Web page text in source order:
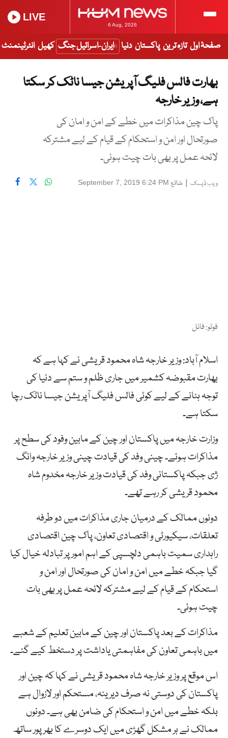
6 Aug, 2026
LIVE
صفحۂ اول تازہ ترین پاکستان دنیا ایران-اسرائیل جنگ کھیل انٹرٹینمنٹ
بھارت فالس فلیگ آپریشن جیسا ناٹک کر سکتا
ہے، وزیر خارجہ
پاک چین مذاکرات میں خطے کے امن و امان کی
صورتحال اور امن و استحکام کے قیام کے لیے مشترکہ
لائحہ عمل پر بھی بات چیت ہوئی۔
ویب ڈیسک | شائع September 7, 2019 6:24 PM
فوٹو: فائل
اسلام آباد: وزیر خارجہ شاہ محمود قریشی نے کہا ہے کہ
بھارت مقبوضہ کشمیر میں جاری ظلم و ستم سے دنیا کی
توجہ ہٹانے کے لیے کوئی فالس فلیگ آپریشن جیسا ناٹک رچا
سکتا ہے۔
وزارت خارجہ میں پاکستان اور چین کے مابین وفود کی سطح پر
مذاکرات ہوئے۔ چینی وفد کی قیادت چینی وزیر خارجہ وانگ
ژی جبکہ پاکستانی وفد کی قیادت وزیر خارجہ مخدوم شاہ
محمود قریشی کر رہے تھے۔
دونوں ممالک کے درمیان جاری مذاکرات میں دو طرفہ
تعلقات، سیکیورٹی و اقتصادی تعاون، پاک چین اقتصادی
راہداری سمیت باہمی دلچسپی کے اہم امور پر تبادلہ خیال کیا
گیا جبکہ خطے میں امن و امان کی صورتحال اور امن و
استحکام کے قیام کے لیے مشترکہ لائحہ عمل پر بھی بات
چیت ہوئی۔
مذاکرات کے بعد پاکستان اور چین کے مابین تعلیم کے شعبے
میں باہمی تعاون کی مفاہمتی یاداشت پر دستخط کیے گئے۔
اس موقع پر وزیر خارجہ شاہ محمود قریشی نے کہا کہ چین اور
پاکستان کی دوستی نہ صرف دیرینہ، مستحکم اور لازوال ہے
بلکہ خطے میں امن و استحکام کی ضامن بھی ہے۔ دونوں
ممالک نے ہر مشکل گھڑی میں ایک دوسرے کا بھرپور ساتھ